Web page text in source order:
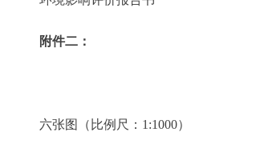
附件二：
六张图（比例尺：1:1000）